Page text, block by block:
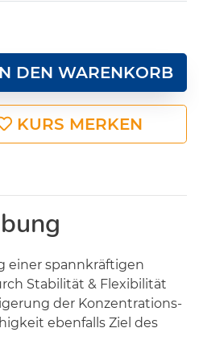
DEN WARENKORB
KURS MERKEN
einer spannkräftigen
Stabilität & Flexibilität
der Konzentrations-
ebenfalls Ziel des